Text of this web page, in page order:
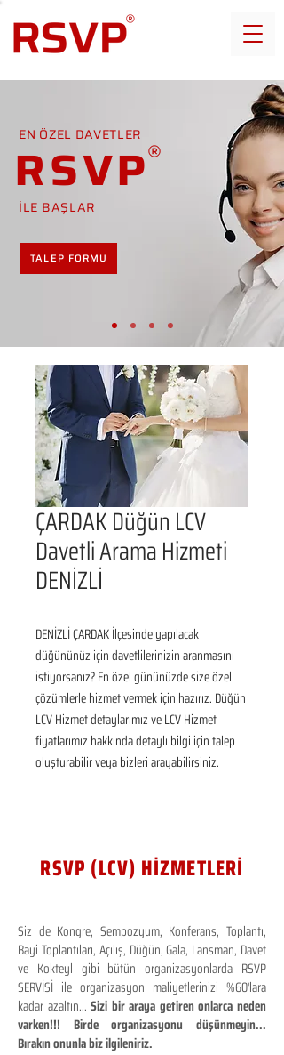
EN ÖZEL DAVETLER
RSVP
İLE BAŞLAR
TALEP FORMU
ÇARDAK Düğün LCV
Davetli Arama Hizmeti
DENİZLİ
DENİZLİ ÇARDAK İlçesinde yapılacak
düğününüz için davetlilerinizin aranmasını
istiyorsanız? En özel gününüzde size özel
çözümlerle hizmet vermek için hazırız. Düğün
LCV Hizmet detaylarımız ve LCV Hizmet
fiyatlarımız hakkında detaylı bilgi için talep
oluşturabilir veya bizleri arayabilirsiniz.
RSVP (LCV) HİZMETLERİ
Siz de Kongre, Sempozyum, Konferans, Toplantı,
Bayi Toplantıları, Açılış, Düğün, Gala, Lansman, Davet
ve Kokteyl gibi bütün organizasyonlarda RSVP
SERVİSİ ile organizasyon maliyetlerinizi %60'lara
kadar azaltın...Sizi bir araya getiren onlarca neden
varken!!! Birde organizasyonu düşünmeyin...
Bırakın onunla biz ilgileniriz.